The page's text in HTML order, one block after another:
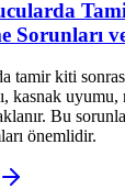
Sorunları
tamir kiti
kasnak
Bu
önemlidir.